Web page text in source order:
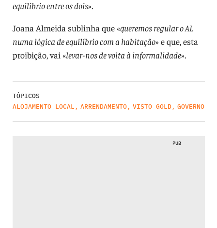
equilíbrio entre os dois».
Joana Almeida sublinha que «queremos regular o AL
numa lógica de equilíbrio com a habitação» e que, esta
proibição, vai «levar-nos de volta à informalidade».
TÓPICOS
ALOJAMENTO LOCAL , ARRENDAMENTO, VISTO GOLD, GOVERNO
PUB